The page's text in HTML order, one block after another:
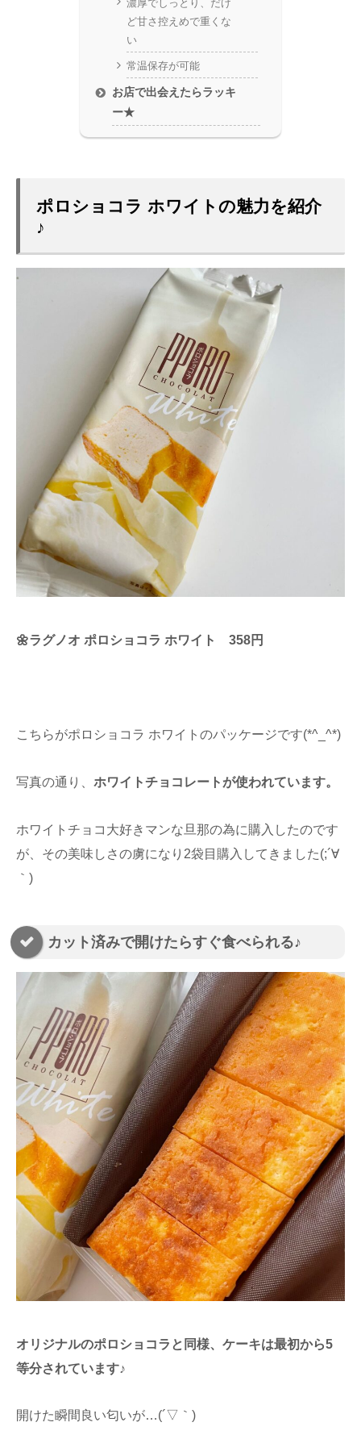
濃厚でしっとり、だけ
ど甘さ控えめで重くな
い
常温保存が可能
お店で出会えたらラッキ
ー★
ポロショコラ ホワイトの魅力を紹介
♪
🌼ラグノオ ポロショコラ ホワイト 358円
こちらがポロショコラ ホワイトのパッケージです(*^_^*)
写真の通り、 ホワイトチョコレートが使われています。
ホワイトチョコ大好きマンな旦那の為に購入したのです
が、その美味しさの虜になり2袋目購入してきました(;´∀
｀)
カット済みで開けたらすぐ食べられる♪
オリジナルのポロショコラと同様、ケーキは最初から5
等分されています♪
開けた瞬間良い匂いが…(´▽｀)